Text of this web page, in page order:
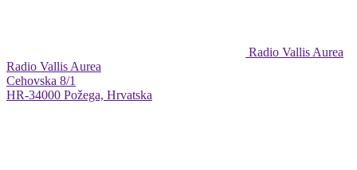
Radio Vallis Aurea
Radio Vallis Aurea
Cehovska 8/1
HR-34000 Požega, Hrvatska